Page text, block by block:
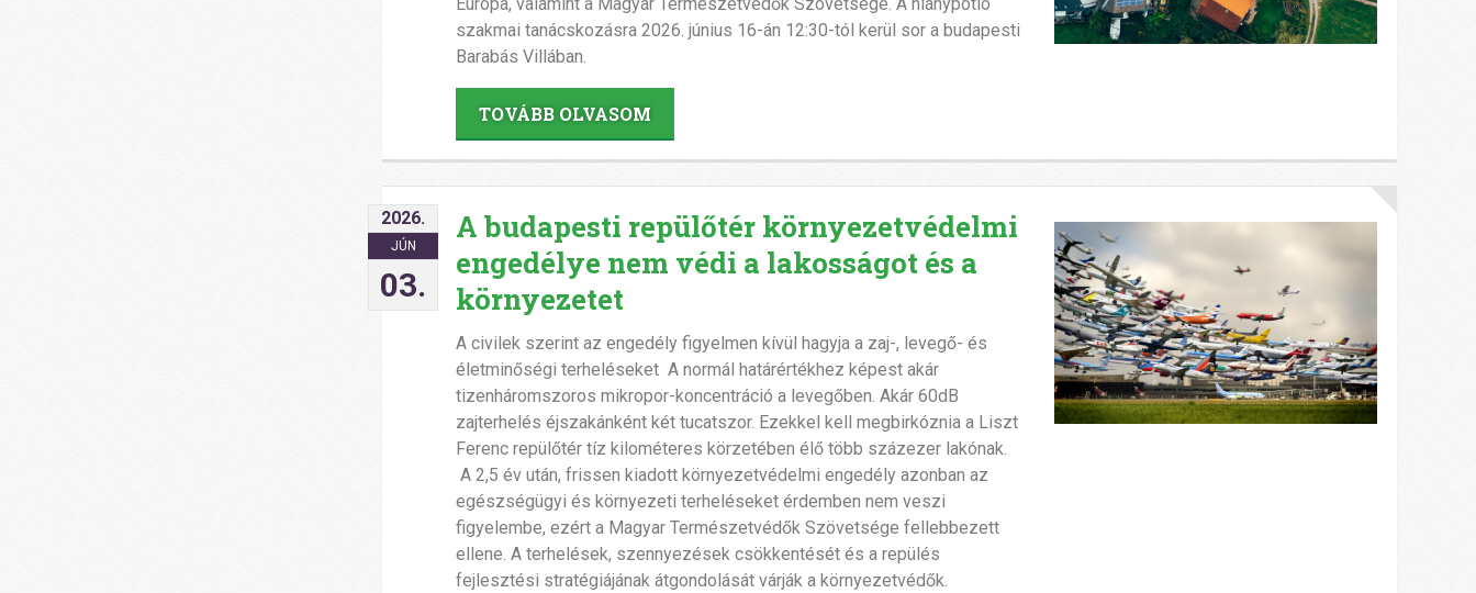
Európa, valamint a Magyar Természetvédők Szövetsége. A hiánypótló
szakmai tanácskozásra 2026. június 16-án 12:30-tól kerül sor a budapesti
Barabás Villában.
TOVÁBB OLVASOM
2026.
JÚN
03.
A budapesti repülőtér környezetvédelmi
engedélye nem védi a lakosságot és a
környezetet
A civilek szerint az engedély figyelmen kívül hagyja a zaj-, levegő- és
életminőségi terheléseket A normál határértékhez képest akár
tizenháromszoros mikropor-koncentráció a levegőben. Akár 60dB
zajterhelés éjszakánként két tucatszor. Ezekkel kell megbirkóznia a Liszt
Ferenc repülőtér tíz kilométeres körzetében élő több százezer lakónak.
A 2,5 év után, frissen kiadott környezetvédelmi engedély azonban az
egészségügyi és környezeti terheléseket érdemben nem veszi
figyelembe, ezért a Magyar Természetvédők Szövetsége fellebbezett
ellene. A terhelések, szennyezések csökkentését és a repülés
fejlesztési stratégiájának átgondolását várják a környezetvédők.